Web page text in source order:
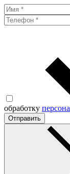
обработку
Отправить